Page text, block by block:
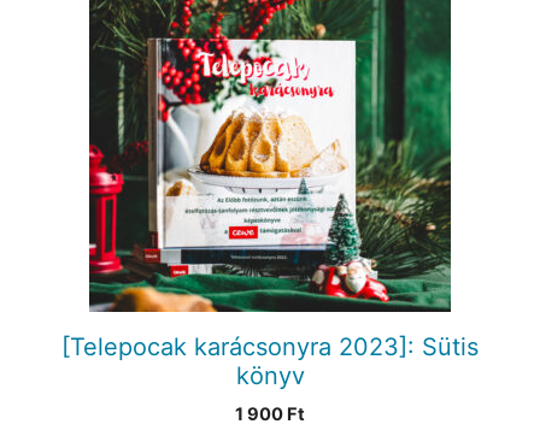
[Telepocak karácsonyra 2023]: Sütis
könyv
1 900 Ft